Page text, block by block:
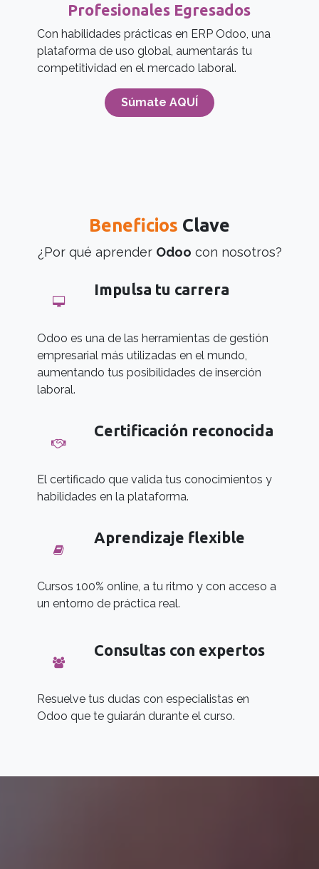
Profesionales Egresados
Con habilidades prácticas en ERP Odoo, una
plataforma de uso global, aumentarás tu
competitividad en el mercado laboral.
Súmate AQUÍ
Beneficios Clave
¿Por qué aprender Odoo con nosotros?
Impulsa tu carrera
Odoo es una de las herramientas de gestión
empresarial más utilizadas en el mundo,
aumentando tus posibilidades de inserción
laboral.
Certificación reconocida
El certificado que valida tus conocimientos y
habilidades en la plataforma.
Aprendizaje flexible
Cursos 100% online, a tu ritmo y con acceso a
un entorno de práctica real.
Consultas con expertos
Resuelve tus dudas con especialistas en
Odoo que te guiarán durante el curso.